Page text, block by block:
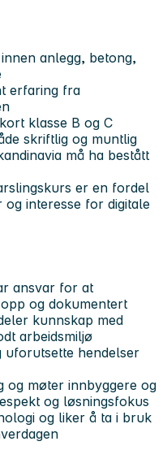
anlegg, betong,
erfaring fra
klasse B og C
skriftlig og muntlig
må ha bestått
er en fordel
interesse for digitale
ansvar for at
og dokumentert
kunnskap med
arbeidsmiljø
uforutsette hendelser
og møter innbyggere og
og løsningsfokus
og liker å ta i bruk